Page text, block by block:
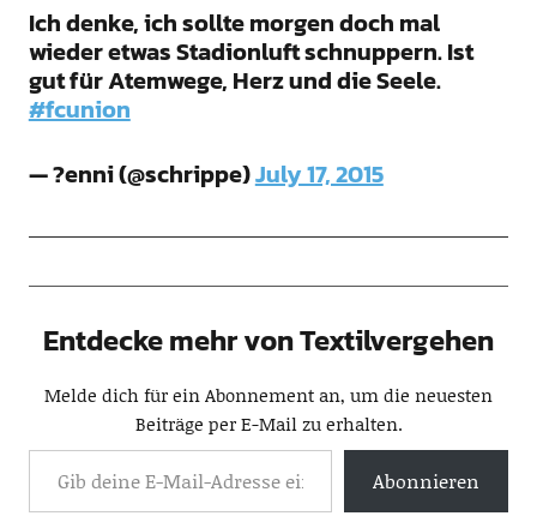
Ich denke, ich sollte morgen doch mal
wieder etwas Stadionluft schnuppern. Ist
gut für Atemwege, Herz und die Seele.
#fcunion
— ?enni (@schrippe)July 17, 2015
Entdecke mehr von Textilvergehen
Melde dich für ein Abonnement an, um die neuesten
Beiträge per E-Mail zu erhalten.
Abonnieren